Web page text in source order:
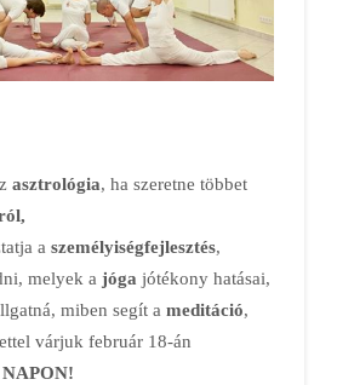
asztrológia, ha szeretne többet
a személyiségfejlesztés,
melyek a jóga jótékony hatásai,
miben segít a meditáció,
várjuk február 18-án